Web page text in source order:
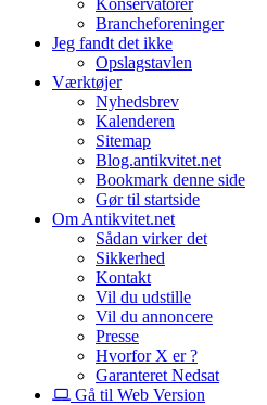
Konservatorer
Brancheforeninger
Jeg fandt det ikke
Opslagstavlen
Værktøjer
Nyhedsbrev
Kalenderen
Sitemap
Blog.antikvitet.net
Bookmark denne side
Gør til startside
Om Antikvitet.net
Sådan virker det
Sikkerhed
Kontakt
Vil du udstille
Vil du annoncere
Presse
Hvorfor X er ?
Garanteret Nedsat
Gå til Web Version